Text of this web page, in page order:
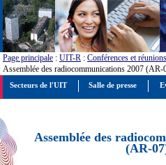
Page principale : UIT-R : Conférences et réunions
Assemblée des radiocommunications 2007 (AR-
Assemblée des
(AR-
Secteurs de l'UIT Salle de presse